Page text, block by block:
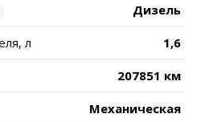
Дизель
Объем двигателя, л 1,6
207851 км
Механическая